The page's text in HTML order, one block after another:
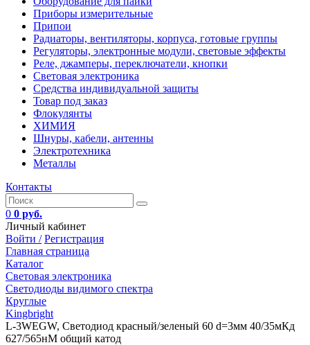
Приборы измерительные
Припои
Радиаторы, вентиляторы, корпуса, готовые группы
Регуляторы, электронные модули, световые эффекты
Реле, джамперы, переключатели, кнопки
Световая электроника
Средства индивидуальной защиты
Товар под заказ
Флокулянты
ХИМИЯ
Шнуры, кабели, антенны
Электротехника
Металлы
Контакты
0 0 руб.
Личный кабинет
Войти / Регистрация
Главная страница
Каталог
Световая электроника
Светодиоды видимого спектра
Круглые
Kingbright
L-3WEGW, Светодиод красный/зеленый 60 d=3мм 40/35мКд
627/565нМ общий катод